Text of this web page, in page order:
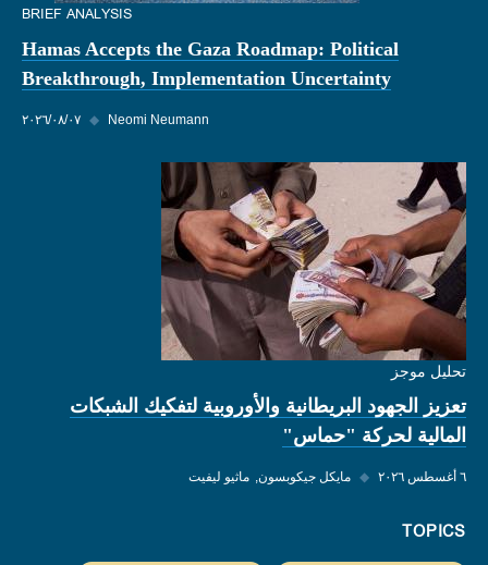
BRIEF ANALYSIS
Hamas Accepts the Gaza Roadmap: Political
Breakthrough, Implementation Uncertainty
٠٧‏/٠٨‏/٢٠٢٦ ◆ Neomi Neumann
تحليل موجز
تعزيز الجهود البريطانية والأوروبية لتفكيك الشبكات
المالية لحركة "حماس"
٦ أغسطس ٢٠٢٦ ◆ مايكل جيكوبسون ماثيو ليفيت
TOPICS